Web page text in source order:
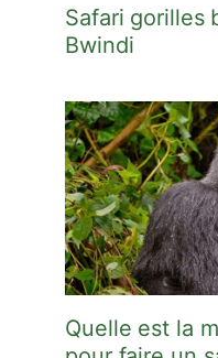
Safari gorilles
Bwindi
Quelle est la